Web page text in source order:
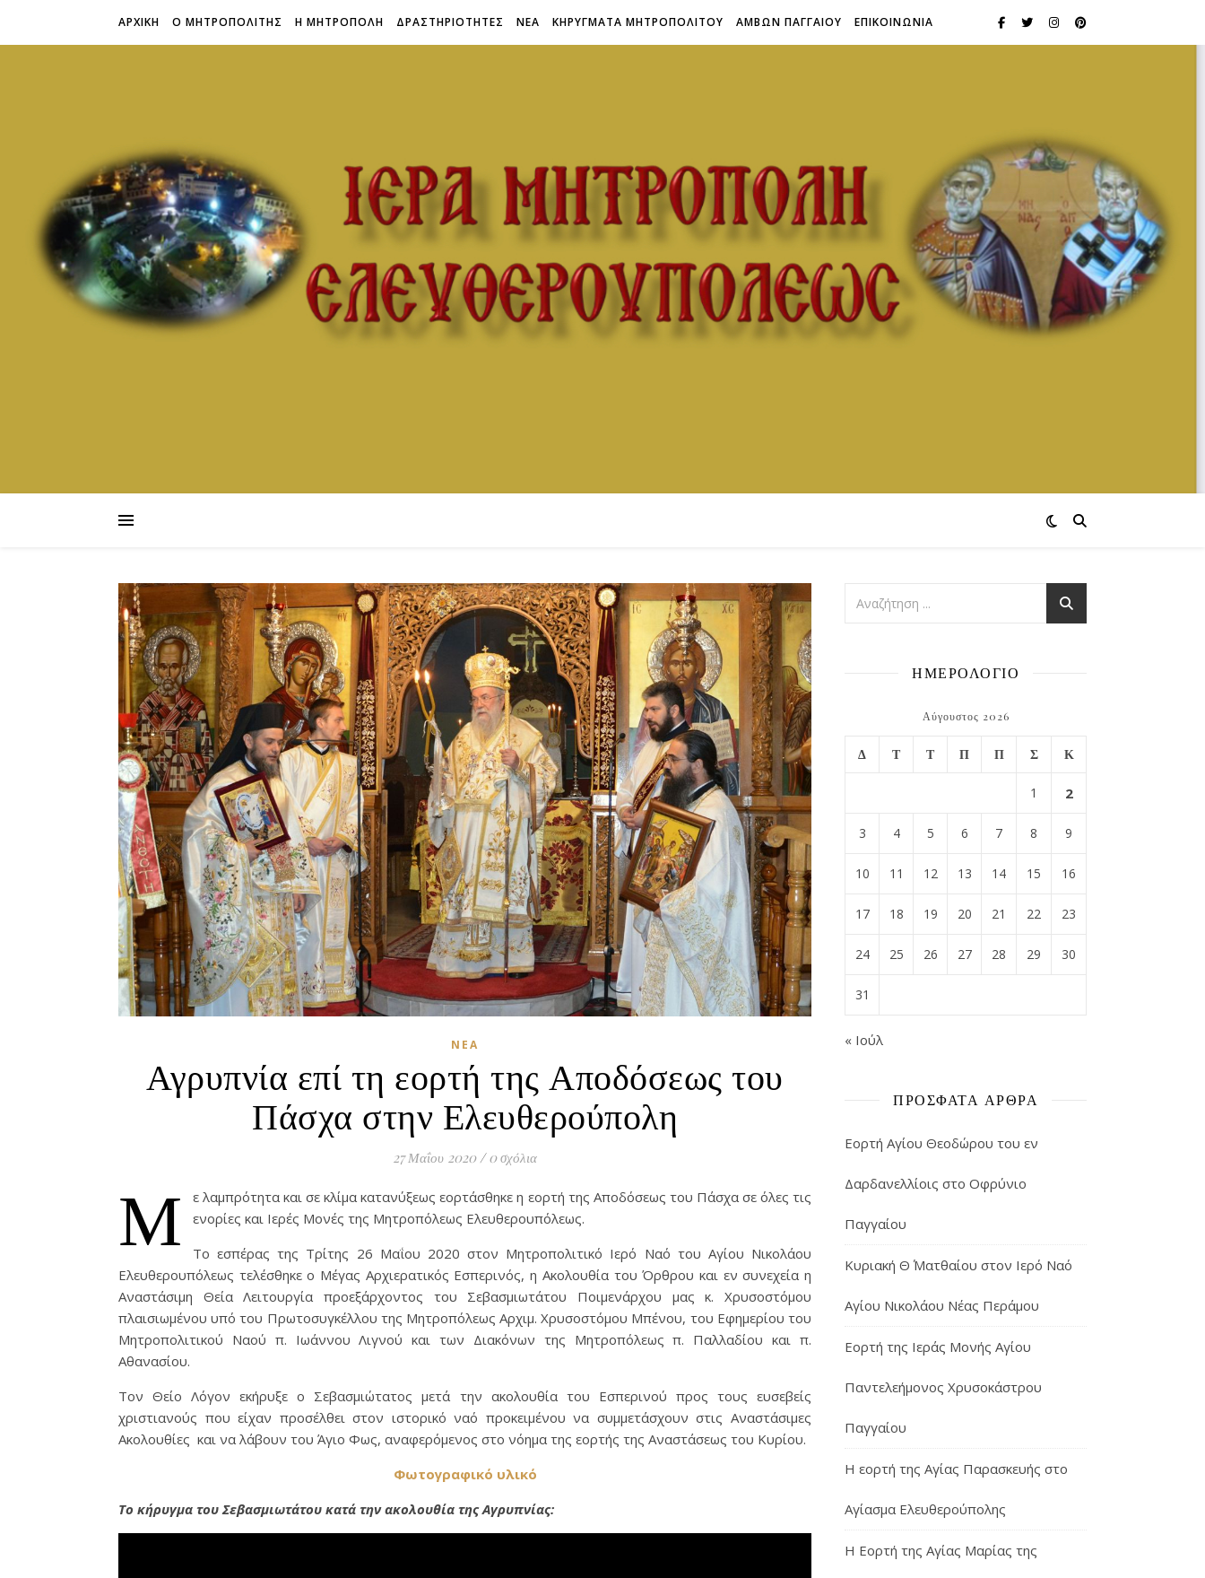
ΑΡΧΙΚΗ Ο ΜΗΤΡΟΠΟΛΙΤΗΣ Η ΜΗΤΡΟΠΟΛΗ ΔΡΑΣΤΗΡΙΟΤΗΤΕΣ ΝΕΑ ΚΗΡΥΓΜΑΤΑ ΜΗΤΡΟΠΟΛΙΤΟΥ ΑΜΒΩΝ ΠΑΓΓΑΙΟΥ ΕΠΙΚΟΙΝΩΝΙΑ
ΝΈΑ
Αγρυπνία επί τη εορτή της Αποδόσεως του
Πάσχα στην Ελευθερούπολη
27 Μαΐου 2020 / 0 σχόλια
Μ
ε λαμπρότητα και σε κλίμα κατανύξεως εορτάσθηκε η εορτή της Αποδόσεως του Πάσχα σε όλες τις
ενορίες και Ιερές Μονές της Μητροπόλεως Ελευθερουπόλεως.
Το εσπέρας της Τρίτης 26 Μαΐου 2020 στον Μητροπολιτικό Ιερό Ναό του Αγίου Νικολάου
Ελευθερουπόλεως τελέσθηκε ο Μέγας Αρχιερατικός Εσπερινός, η Ακολουθία του Όρθρου και εν συνεχεία η
Αναστάσιμη Θεία Λειτουργία προεξάρχοντος του Σεβασμιωτάτου Ποιμενάρχου μας κ. Χρυσοστόμου
πλαισιωμένου υπό του Πρωτοσυγκέλλου της Μητροπόλεως Αρχιμ. Χρυσοστόμου Μπένου, του Εφημερίου του
Μητροπολιτικού Ναού π. Ιωάννου Λιγνού και των Διακόνων της Μητροπόλεως π. Παλλαδίου και π.
Αθανασίου.
Τον Θείο Λόγον εκήρυξε ο Σεβασμιώτατος μετά την ακολουθία του Εσπερινού προς τους ευσεβείς
χριστιανούς που είχαν προσέλθει στον ιστορικό ναό προκειμένου να συμμετάσχουν στις Αναστάσιμες
Ακολουθίες και να λάβουν του Άγιο Φως, αναφερόμενος στο νόημα της εορτής της Αναστάσεως του Κυρίου.
Φωτογραφικό υλικό
Το κήρυγμα του Σεβασμιωτάτου κατά την ακολουθία της Αγρυπνίας:
ΗΜΕΡΟΛΟΓΙΟ
Αύγουστος 2026
Δ Τ Τ Π Π Σ Κ
1 2
3 4 5 6 7 8 9
10 11 12 13 14 15 16
17 18 19 20 21 22 23
24 25 26 27 28 29 30
31
« Ιούλ
ΠΡΌΣΦΑΤΑ ΆΡΘΡΑ
Εορτή Αγίου Θεοδώρου του εν
Δαρδανελλίοις στο Οφρύνιο
Παγγαίου
Κυριακή Θ΄ Ματθαίου στον Ιερό Ναό
Αγίου Νικολάου Νέας Περάμου
Εορτή της Ιεράς Μονής Αγίου
Παντελεήμονος Χρυσοκάστρου
Παγγαίου
Η εορτή της Αγίας Παρασκευής στο
Αγίασμα Ελευθερούπολης
H Εορτή της Αγίας Μαρίας της